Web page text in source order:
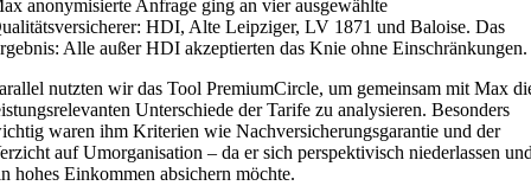
anonymisierte Anfrage ging an vier ausgewählte
HDI, Alte Leipziger, LV 1871 und Baloise. Das
Alle außer HDI akzeptierten das Knie ohne Einschränkungen.
nutzten wir das Tool PremiumCircle, um gemeinsam mit Max
Unterschiede der Tarife zu analysieren. Besonders
waren ihm Kriterien wie Nachversicherungsgarantie und der
auf Umorganisation – da er sich perspektivisch niederlassen
hohes Einkommen absichern möchte.